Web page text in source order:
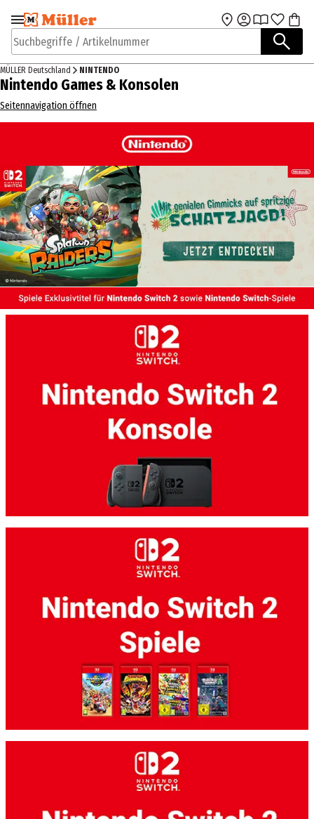
Zur Navigation
springen
Zum Hauptinhalt
Suchbegriffe / Artikelnummer
MÜLLER Deutschland NINTENDO
Nintendo Games & Konsolen
Seitennavigation öffnen